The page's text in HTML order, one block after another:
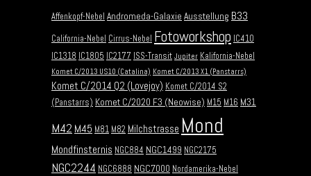
Affenkopf-Nebel Andromeda-Galaxie Ausstellung B33
California-Nebel Cirrus-Nebel Fotoworkshop IC410
IC1318 IC1805 IC2177 ISS-Transit Jupiter Kalifornia-Nebel
Komet C/2013 US10 (Catalina) Komet C/2013 X1 (Panstarrs)
Komet C/2014 Q2 (Lovejoy) Komet C/2014 S2
(Panstarrs) Komet C/2020 F3 (Neowise) M15 M16 M31
M42 M45 M81 M82 Milchstrasse Mond
Mondfinsternis NGC884 NGC1499 NGC2175
NGC2244 NGC6888 NGC7000 Nordamerika-Nebel